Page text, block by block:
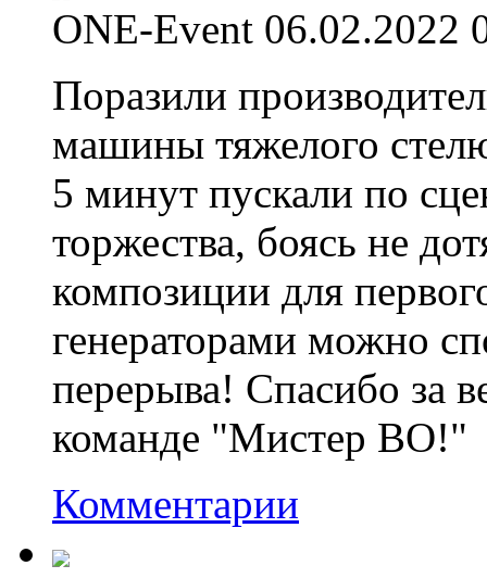
ONE-Event 06.02.2022
Поразили
машины тяжелого
5 минут пускали по
торжества, боясь не
композиции для
генераторами можно
перерыва! Спасибо за
команде "Мистер ВО!"
Комментарии